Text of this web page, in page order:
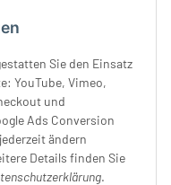
Sie den Einsatz
YouTube, Vimeo,
und
Ads Conversion
ändern
Details finden Sie
.
18 Uhr
14 Uhr